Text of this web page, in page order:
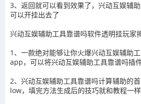
3、返回就可以看到效果了， 兴动互娱辅
可以开挂出去了
兴动互娱辅助工具靠谱吗软件透明挂玩家
1、一款绝对能够让你火爆兴动互娱辅助
app，可以将兴动互娱辅助工具靠谱吗插
2、 兴动互娱辅助工具靠谱吗计算辅助的
low，填完方法生成后的技巧就和教程一样